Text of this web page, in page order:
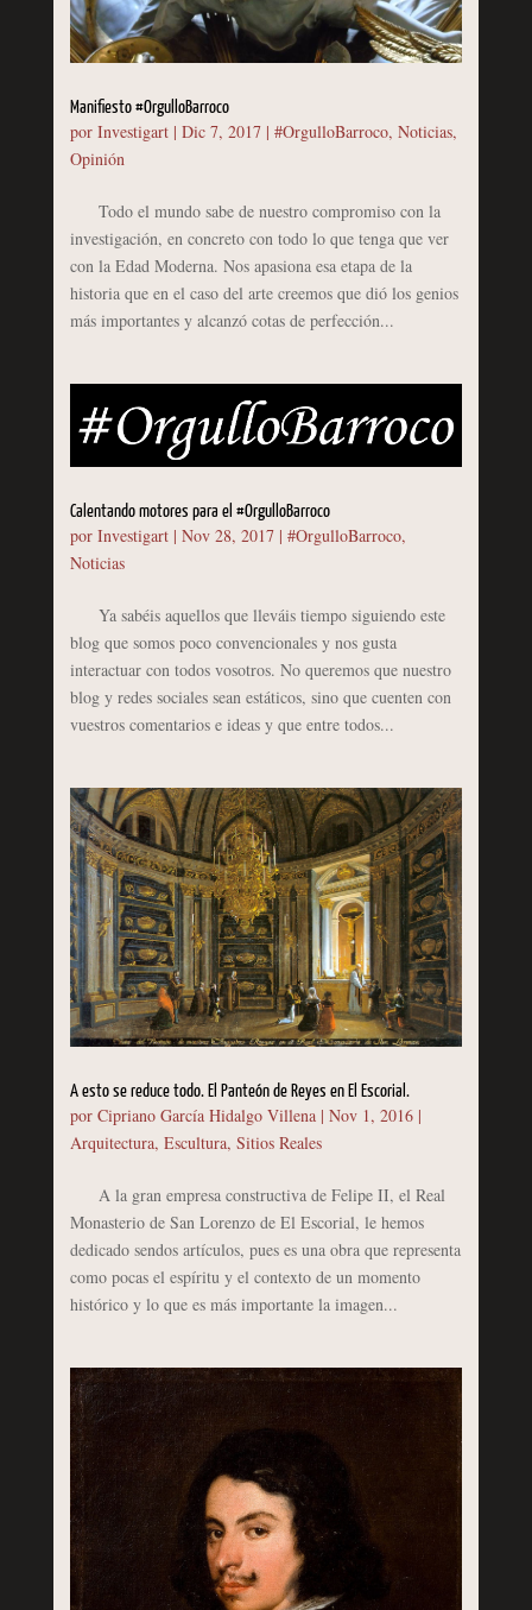
Manifiesto #OrgulloBarroco
por Investigart| Dic 7, 2017| #OrgulloBarroco, Noticias,
Opinión
Todo el mundo sabe de nuestro compromiso con la
investigación, en concreto con todo lo que tenga que ver
con la Edad Moderna. Nos apasiona esa etapa de la
historia que en el caso del arte creemos que dió los genios
más importantes y alcanzó cotas de perfección...
Calentando motores para el #OrgulloBarroco
por Investigart| Nov 28, 2017| #OrgulloBarroco,
Noticias
Ya sabéis aquellos que lleváis tiempo siguiendo este
blog que somos poco convencionales y nos gusta
interactuar con todos vosotros. No queremos que nuestro
blog y redes sociales sean estáticos, sino que cuenten con
vuestros comentarios e ideas y que entre todos...
A esto se reduce todo. El Panteón de Reyes en El Escorial.
por Cipriano García Hidalgo Villena| Nov 1, 2016|
Arquitectura, Escultura, Sitios Reales
A la gran empresa constructiva de Felipe II, el Real
Monasterio de San Lorenzo de El Escorial, le hemos
dedicado sendos artículos, pues es una obra que representa
como pocas el espíritu y el contexto de un momento
histórico y lo que es más importante la imagen...